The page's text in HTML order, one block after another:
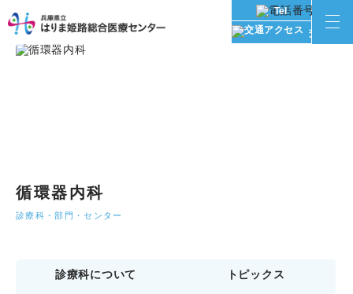
交通アク
Tel
循環器内科
診療科・部門・センター
診療科について トピックス